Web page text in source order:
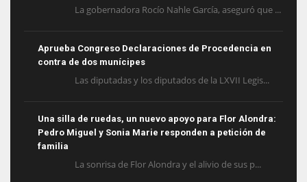
La gobernadora Rocío Nahle García, aseguró que ...
Aprueba Congreso Declaraciones de Procedencia en
contra de dos munícipes
Las diputadas y los diputados de la LXVII Legis...
Una silla de ruedas, un nuevo apoyo para Flor Alondra:
Pedro Miguel y Sonia Marie responden a petición de
familia
La sonrisa de Flor Alondra y el alivio de sus p...